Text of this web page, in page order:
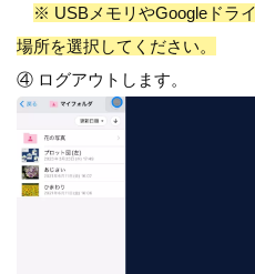
※ USBメモリやGoogleドラ
場所を選択してください。
④ ログアウトします。